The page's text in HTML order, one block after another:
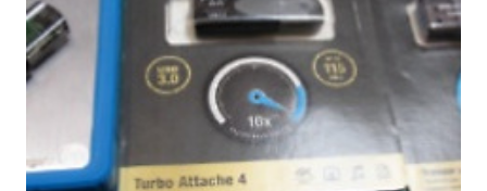
부분 헤드의 불량일수 있습니다. 헤드의 불량은 매우 위험합니다. 데이터
가 기록된 미디어와 접촉이 되어 데이터의 손상이 발생되기 때문입니다.
어떠한 경우에는 미디어에 심각한 데미지를 입혀 복구를 전혀 할수 없는
상태에 이..